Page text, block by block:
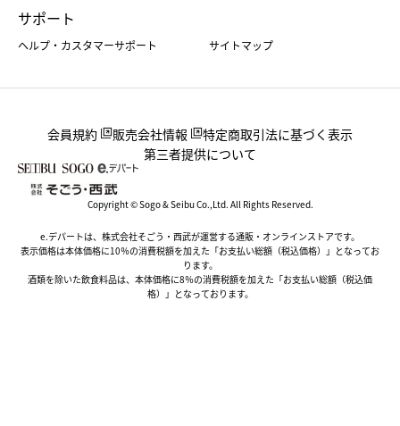
サポート
ヘルプ・カスタマーサポート サイトマップ
会員規約 販売会社情報
特定商取引法に基づく表示
第三者提供について
Copyright © Sogo & Seibu Co.,Ltd. All Rights Reserved.
e.デパートは、株式会社そごう・西武が運営する通販・オンラインストアです。
表示価格は本体価格に10％の消費税額を加えた「お支払い総額（税込価格）」となってお
ります。
酒類を除いた飲食料品は、本体価格に8％の消費税額を加えた「お支払い総額（税込価
格）」となっております。